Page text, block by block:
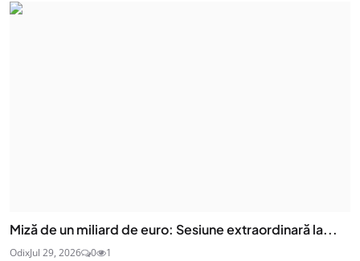
Miză de un miliard de euro: Sesiune extraordinară la...
OdixJul 29, 2026 0 1